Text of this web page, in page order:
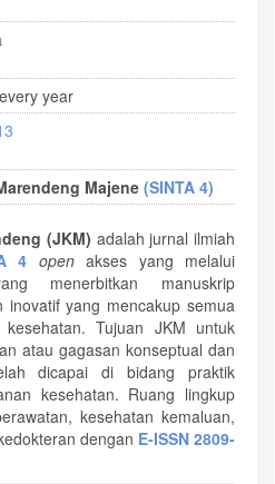
year
Majene (SINTA 4)
(JKM) adalah jurnal ilmiah
4 openakses yang melalui
menerbitkan manuskrip
inovatif yang mencakup semua
Tujuan JKM untuk
atau gagasan konseptual dan
dicapai di bidang praktik
kesehatan. Ruang lingkup
kesehatan kemaluan,
dengan E-ISSN 2809-